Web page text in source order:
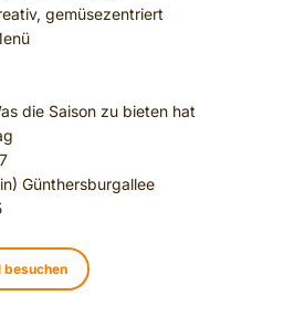
gemüsezentriert
die Saison zu bieten hat
Günthersburgallee
besuchen